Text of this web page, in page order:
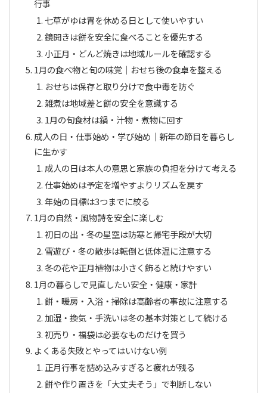
行事
七草がゆは胃を休める日として使いやすい
鏡開きは餅を安全に食べることを優先する
小正月・どんど焼きは地域ルールを確認する
1月の食べ物と旬の味覚｜おせち後の食卓を整える
おせちは保存と取り分けで食中毒を防ぐ
雑煮は地域差と餅の安全を意識する
1月の旬食材は鍋・汁物・煮物に回す
成人の日・仕事始め・学び始め｜新年の節目を暮らし
に生かす
成人の日は本人の意思と家族の負担を分けて考える
仕事始めは予定を増やすよりリズムを戻す
年始の目標は3つまでに絞る
1月の自然・風物詩を安全に楽しむ
初日の出・冬の星空は防寒と帰宅手段が大切
雪遊び・冬の散歩は転倒と低体温に注意する
冬の花や正月植物は小さく飾ると続けやすい
1月の暮らしで見直したい安全・健康・家計
餅・暖房・入浴・掃除は高齢者の事故に注意する
加湿・換気・手洗いは冬の基本対策として続ける
初売り・福袋は必要なものだけを買う
よくある失敗とやってはいけない例
正月行事を詰め込みすぎると疲れが残る
餅や作り置きを「大丈夫そう」で判断しない